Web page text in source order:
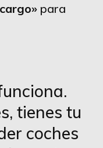
para
tienes tu
coches